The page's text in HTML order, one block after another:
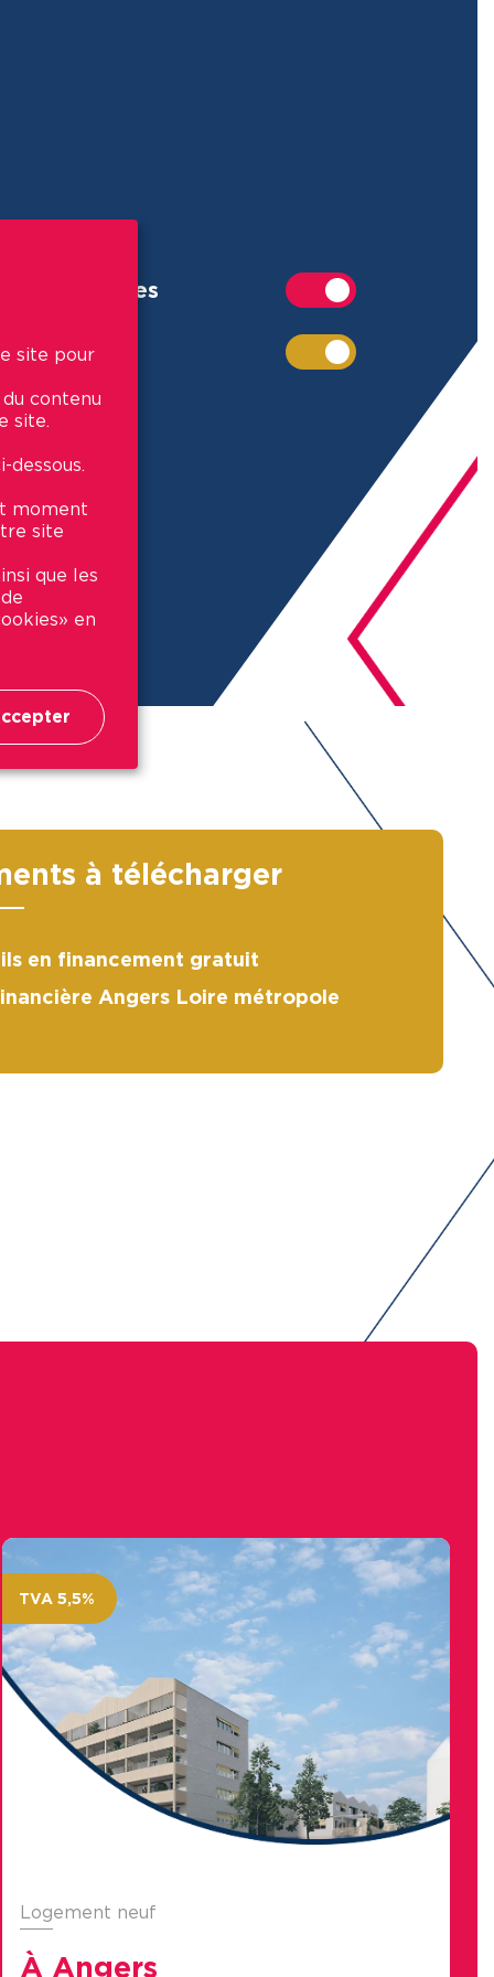
Commerces
Écoles
à télécharger
en financement gratuit
Angers Loire métropole
TVA 5,5%
Logement neuf
À Angers
site pour
contenu
site.
moment
site
que les
en